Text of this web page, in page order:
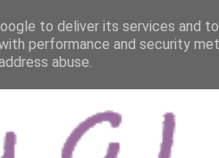
to deliver its services and
performance and security
abuse.